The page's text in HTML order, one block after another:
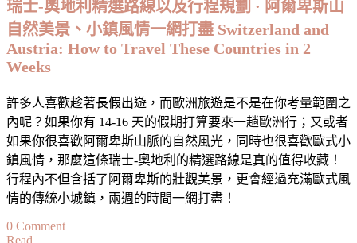
通/
景
點/
美
附
近
景
點〉
中
瑞士-奧地利精選路線以及行程規劃 · 阿爾卑斯山
自然美景、小鎮風情一網打盡 Switzerland and
Austria: How to Travel These Countries in 2
Weeks
許多人喜歡趁著長假出遊，而歐洲旅遊是不是在你考量範圍之
內呢？如果你有 14-16 天的假期打算要來一趟歐洲行；又或者
如果你很喜歡阿爾卑斯山脈的自然風光，同時也很喜歡歐式小
鎮風情，那麼這條瑞士-奧地利的精選路線是真的值得收藏！
行程內不但含括了阿爾卑斯的壯觀美景，更會經過充滿歐式風
情的傳統小城鎮，兩週的時間一網打盡！
0 Commenton
Read